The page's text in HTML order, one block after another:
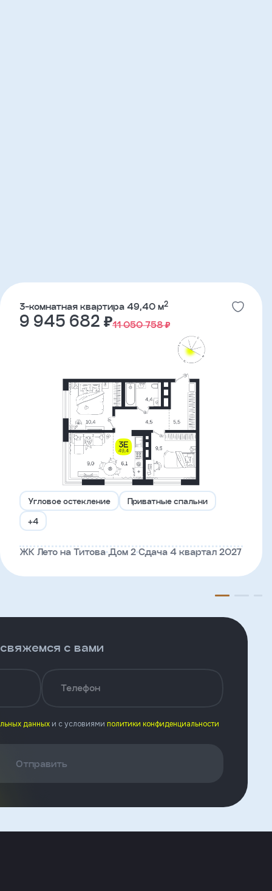
3-комнатная квартира 49,40 м2
9 945 682 ₽11 050 758 ₽
Угловое остекление Приватные спальни
+4
ЖК Лето на Титова Дом 2 Сдача 4 квартал 2027
с вами
Телефон
данных и с условиями политики конфиденциальности
Отправить